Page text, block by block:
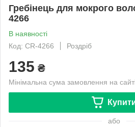
Гребінець для мокрого
4266
В наявності
Код: CR-4266
Роздріб
135 ₴
Мінімальна сума замовлення на
або